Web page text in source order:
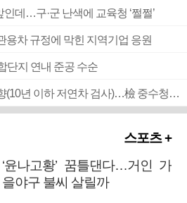
데…구·군 난색에 교육청 ‘쩔쩔’
차 규정에 막힌 지역기업 응원
단지 연내 준공 수순
■ 검사 신분 버리고 직급하향(10년 이하 저연차 검사)…檢 중수청행 기피
스포츠 +
‘윤나고황’ 꿈틀댄다…거인 가
을야구 불씨 살릴까